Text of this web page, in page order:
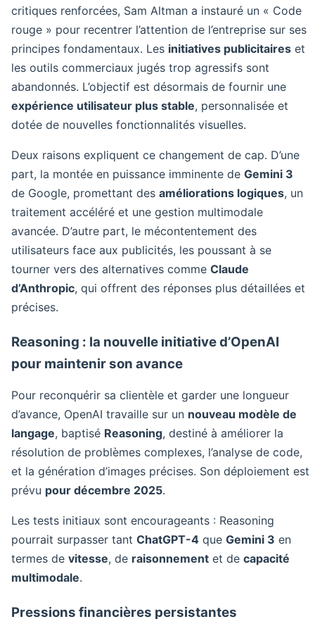
critiques renforcées, Sam Altman a instauré un « Code
rouge » pour recentrer l’attention de l’entreprise sur ses
principes fondamentaux. Les initiatives publicitaires et
les outils commerciaux jugés trop agressifs sont
abandonnés. L’objectif est désormais de fournir une
expérience utilisateur plus stable, personnalisée et
dotée de nouvelles fonctionnalités visuelles.
Deux raisons expliquent ce changement de cap. D’une
part, la montée en puissance imminente de Gemini 3
de Google, promettant des améliorations logiques, un
traitement accéléré et une gestion multimodale
avancée. D’autre part, le mécontentement des
utilisateurs face aux publicités, les poussant à se
tourner vers des alternatives comme Claude
d’Anthropic, qui offrent des réponses plus détaillées et
précises.
Reasoning : la nouvelle initiative d’OpenAI
pour maintenir son avance
Pour reconquérir sa clientèle et garder une longueur
d’avance, OpenAI travaille sur un nouveau modèle de
langage, baptisé Reasoning, destiné à améliorer la
résolution de problèmes complexes, l’analyse de code,
et la génération d’images précises. Son déploiement est
prévu pour décembre 2025.
Les tests initiaux sont encourageants : Reasoning
pourrait surpasser tant ChatGPT-4 que Gemini 3 en
termes de vitesse, de raisonnement et de capacité
multimodale.
Pressions financières persistantes